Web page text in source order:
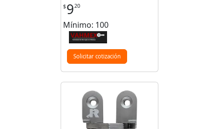
$920
Mínimo: 100
Solicitar cotización